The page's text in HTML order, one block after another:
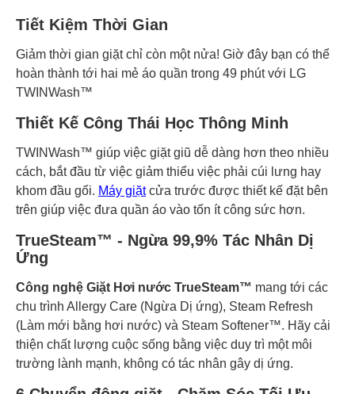
Tiết Kiệm Thời Gian
Giảm thời gian giặt chỉ còn một nửa! Giờ đây bạn có thể
hoàn thành tới hai mẻ áo quần trong 49 phút với LG
TWINWash™
Thiết Kế Công Thái Học Thông Minh
TWINWash™ giúp việc giặt giũ dễ dàng hơn theo nhiều
cách, bắt đầu từ việc giảm thiểu việc phải cúi lưng hay
khom đầu gối. Máy giặtcửa trước được thiết kế đặt bên
trên giúp việc đưa quần áo vào tốn ít công sức hơn.
TrueSteam™ - Ngừa 99,9% Tác Nhân Dị
Ứng
Công nghệ Giặt Hơi nước TrueSteam™ mang tới các
chu trình Allergy Care (Ngừa Dị ứng), Steam Refresh
(Làm mới bằng hơi nước) và Steam Softener™. Hãy cải
thiện chất lượng cuộc sống bằng việc duy trì một môi
trường lành mạnh, không có tác nhân gây dị ứng.